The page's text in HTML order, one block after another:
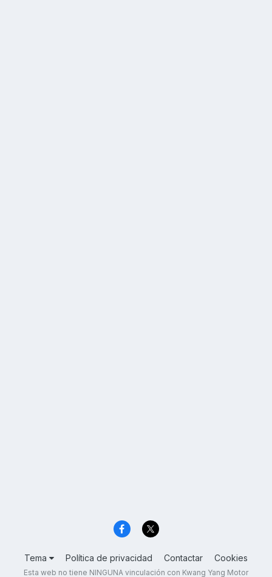
Tema Política de privacidad Contactar Cookies
Esta web no tiene NINGUNA vinculación con Kwang Yang Motor